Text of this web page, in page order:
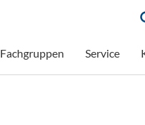
Fachgruppen Service